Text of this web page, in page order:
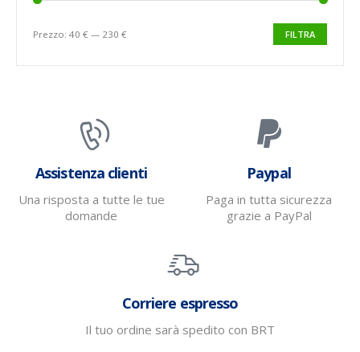
FILTRA
Prezzo: 40 € — 230 €
Assistenza clienti
Una risposta a tutte le tue
domande
Paypal
Paga in tutta sicurezza
grazie a PayPal
Corriere espresso
Il tuo ordine sarà spedito con BRT